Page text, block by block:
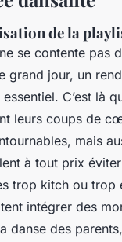
de la
se contente pas
grand jour, un
C’est là
leurs coups de
mais
à tout prix
trop kitch ou trop
intégrer des
danse des